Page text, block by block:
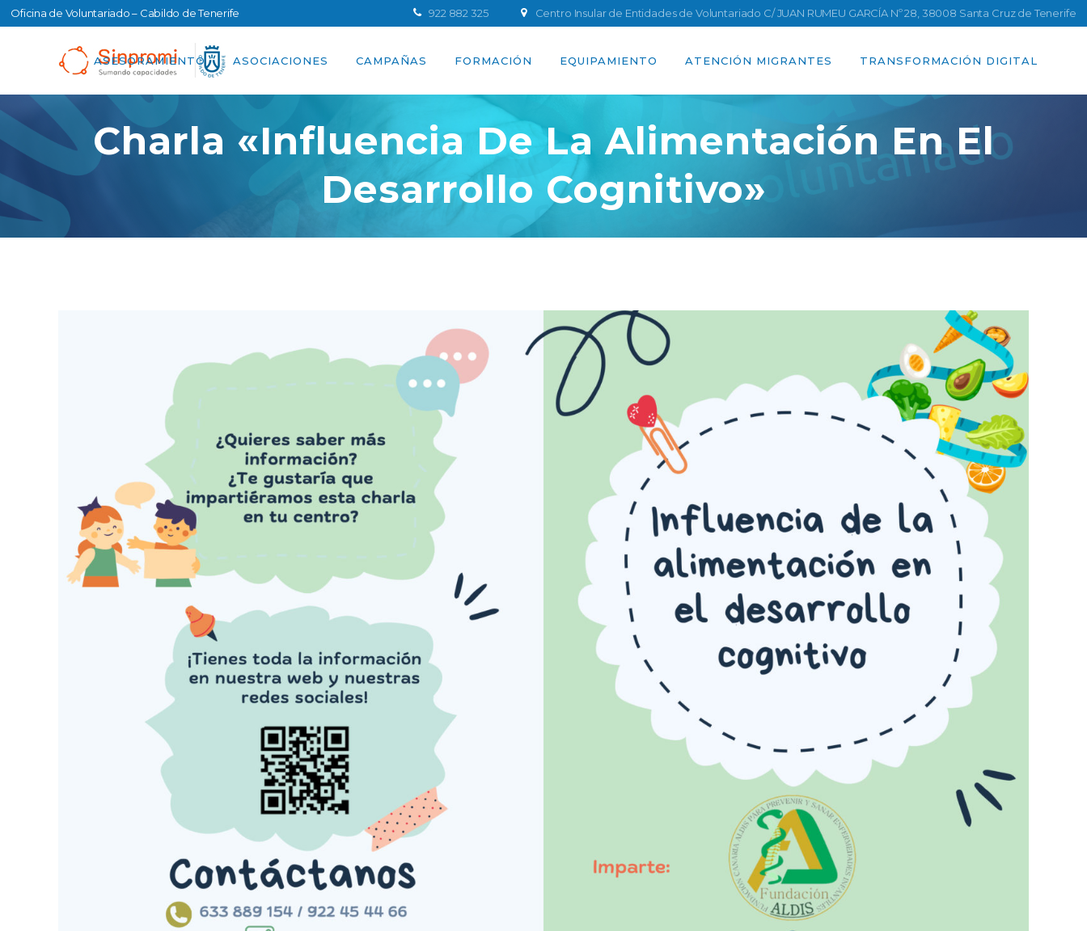
Oficina de Voluntariado – Cabildo de Tenerife 922 882 325 Centro Insular de Entidades de Voluntariado C/ JUAN RUMEU GARCÍA Nº 28, 38008 Santa Cruz de Tenerife
ASESORAMIENTO ASOCIACIONES CAMPAÑAS FORMACIÓN EQUIPAMIENTO ATENCIÓN MIGRANTES TRANSFORMACIÓN DIGITAL
Charla «influencia De La Alimentación En El
Desarrollo Cognitivo»